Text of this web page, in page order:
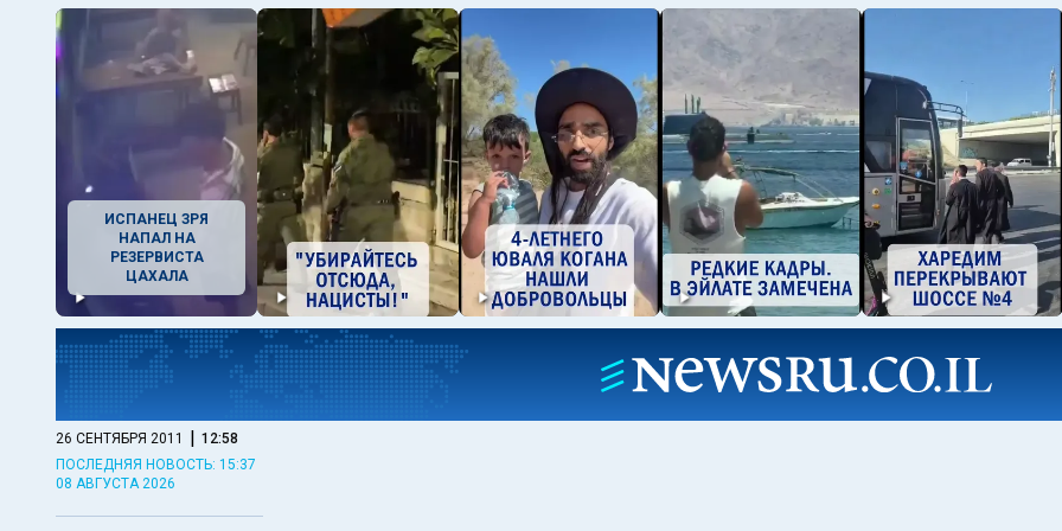
ИСПАНЕЦ ЗРЯ
НАПАЛ НА
РЕЗЕРВИСТА
ЦАХАЛА
26 СЕНТЯБРЯ 2011 | 12:58
ПОСЛЕДНЯЯ НОВОСТЬ: 15:37
08 АВГУСТА 2026